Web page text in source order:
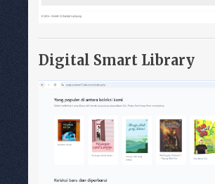
Digital Smart Library